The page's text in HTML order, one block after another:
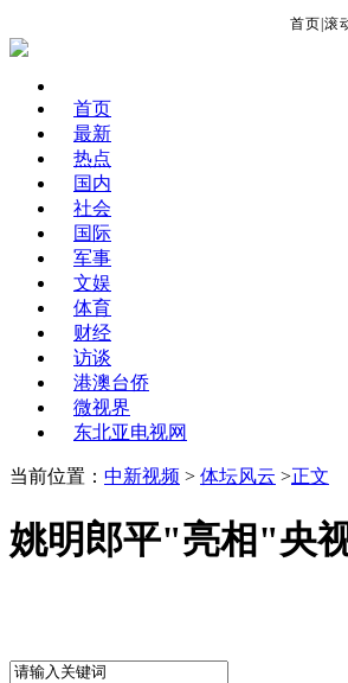
首页 滚
首页
最新
热点
国内
社会
国际
军事
文娱
体育
财经
访谈
港澳台侨
微视界
东北亚电视网
当前位置： 中新视频 > 体坛风云 >正文
姚明郎平"亮相"央